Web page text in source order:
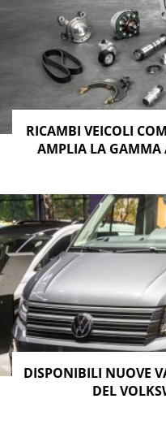
RICAMBI VEICOLI
AMPLIA LA GAMMA
DISPONIBILI NUOVE
DEL